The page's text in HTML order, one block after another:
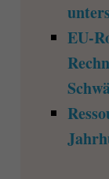
EU-